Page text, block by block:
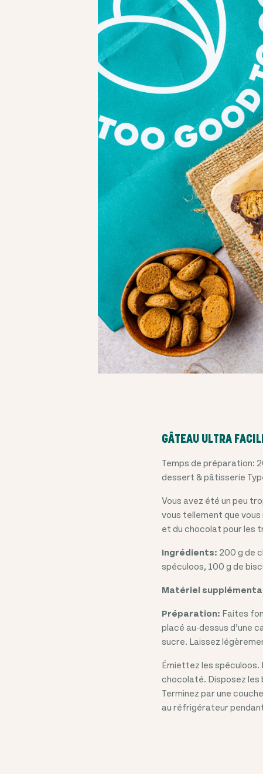
GÂTEAU ULTRA
Temps de préparation:
dessert & pâtisserie
Vous avez été un peu
vous tellement que
et du chocolat pour les
Ingrédients: 200 g de
spéculoos, 100 g de
Matériel
Préparation: Faites
placé au-dessus d’une
sucre. Laissez
Émiettez les spéculoos.
chocolaté. Disposez
Terminez par une
au réfrigérateur